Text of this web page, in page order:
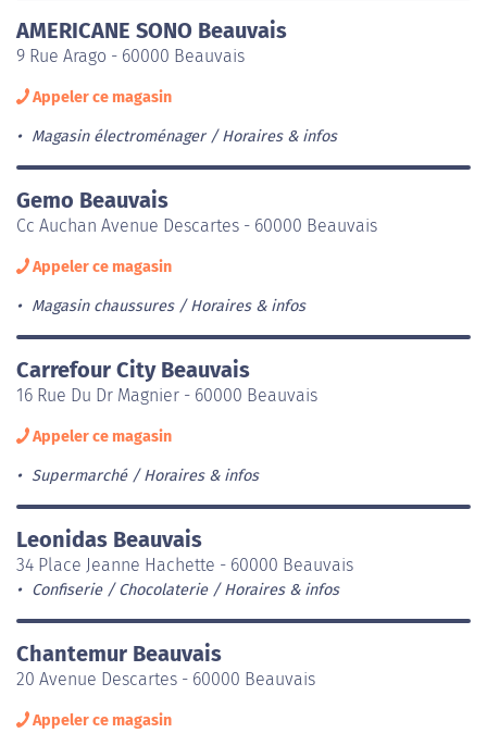
AMERICANE SONO Beauvais
9 Rue Arago - 60000 Beauvais
Appeler ce magasin
Magasin électroménager Horaires & infos
Gemo Beauvais
Cc Auchan Avenue Descartes - 60000 Beauvais
Appeler ce magasin
Magasin chaussures Horaires & infos
Carrefour City Beauvais
16 Rue Du Dr Magnier - 60000 Beauvais
Appeler ce magasin
Supermarché Horaires & infos
Leonidas Beauvais
34 Place Jeanne Hachette - 60000 Beauvais
Confiserie / Chocolaterie Horaires & infos
Chantemur Beauvais
20 Avenue Descartes - 60000 Beauvais
Appeler ce magasin